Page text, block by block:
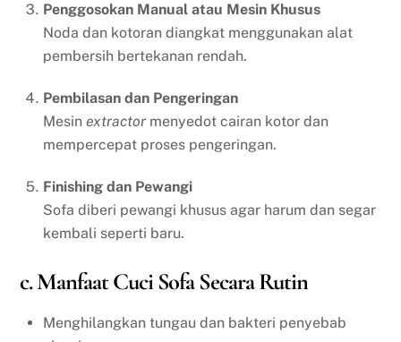
Penggosokan Manual atau Mesin Khusus
Noda dan kotoran diangkat menggunakan alat
pembersih bertekanan rendah.
Pembilasan dan Pengeringan
Mesin extractor menyedot cairan kotor dan
mempercepat proses pengeringan.
Finishing dan Pewangi
Sofa diberi pewangi khusus agar harum dan segar
kembali seperti baru.
c. Manfaat Cuci Sofa Secara Rutin
Menghilangkan tungau dan bakteri penyebab